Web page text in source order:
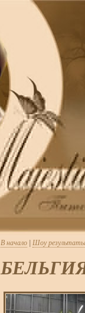
В начало Шоу результаты
БЕЛЬГИЯ